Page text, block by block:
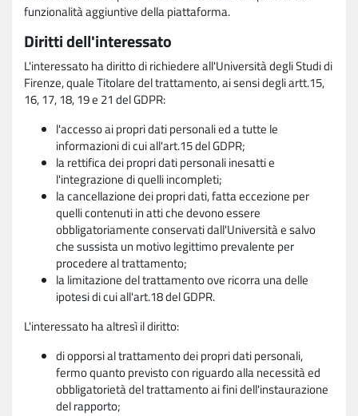
funzionalità aggiuntive della piattaforma.
Diritti dell'interessato
L'interessato ha diritto di richiedere all'Università degli Studi di
Firenze, quale Titolare del trattamento, ai sensi degli artt.15,
16, 17, 18, 19 e 21 del GDPR:
l'accesso ai propri dati personali ed a tutte le
informazioni di cui all'art.15 del GDPR;
la rettifica dei propri dati personali inesatti e
l'integrazione di quelli incompleti;
la cancellazione dei propri dati, fatta eccezione per
quelli contenuti in atti che devono essere
obbligatoriamente conservati dall'Università e salvo
che sussista un motivo legittimo prevalente per
procedere al trattamento;
la limitazione del trattamento ove ricorra una delle
ipotesi di cui all'art.18 del GDPR.
L'interessato ha altresì il diritto:
di opporsi al trattamento dei propri dati personali,
fermo quanto previsto con riguardo alla necessità ed
obbligatorietà del trattamento ai fini dell'instaurazione
del rapporto;